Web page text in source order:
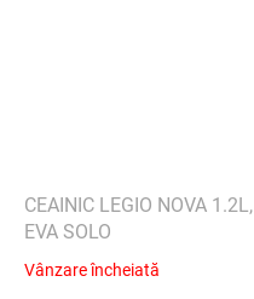
CEAINIC LEGIO NOVA 1.2L,
EVA SOLO
Vânzare încheiată